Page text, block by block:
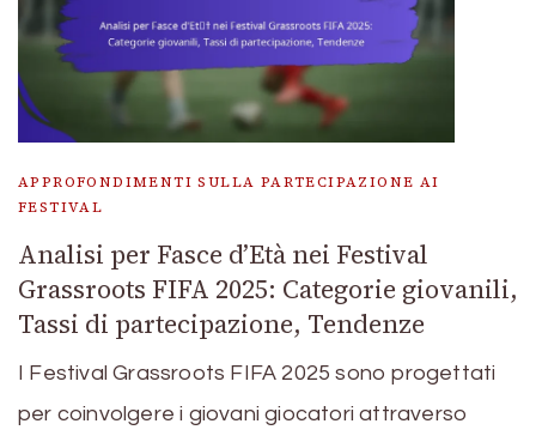
APPROFONDIMENTI SULLA PARTECIPAZIONE AI
FESTIVAL
Analisi per Fasce d’Età nei Festival
Grassroots FIFA 2025: Categorie giovanili,
Tassi di partecipazione, Tendenze
I Festival Grassroots FIFA 2025 sono progettati
per coinvolgere i giovani giocatori attraverso